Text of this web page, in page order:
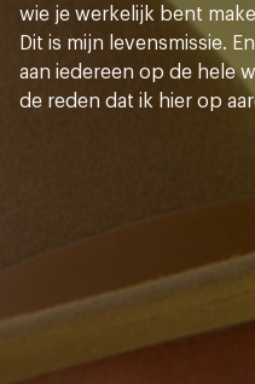
wie je werkelijk bent
Dit is mijn levensmissie.
aan iedereen op de hele
de reden dat ik hier op